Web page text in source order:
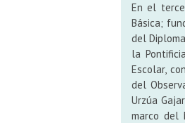
En el
Básica;
del
la
Escolar,
del
Urzúa
marco del